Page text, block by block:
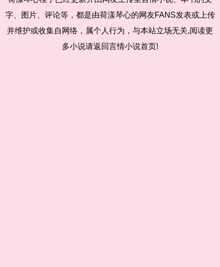
字、图片、评论等，都是由荷漾琴心的网友FANS发表或上传
并维护或收集自网络，属个人行为，与本站立场无关,阅读更
多小说请返回言情小说首页!